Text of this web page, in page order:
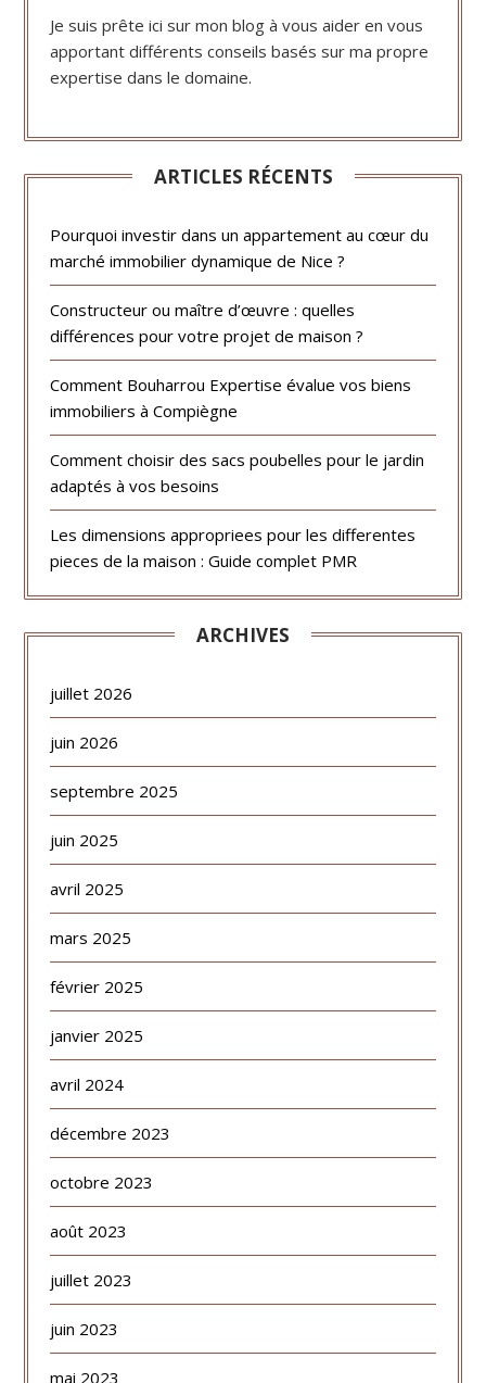
Je suis prête ici sur mon blog à vous aider en vous
apportant différents conseils basés sur ma propre
expertise dans le domaine.
ARTICLES RÉCENTS
Pourquoi investir dans un appartement au cœur du
marché immobilier dynamique de Nice ?
Constructeur ou maître d’œuvre : quelles
différences pour votre projet de maison ?
Comment Bouharrou Expertise évalue vos biens
immobiliers à Compiègne
Comment choisir des sacs poubelles pour le jardin
adaptés à vos besoins
Les dimensions appropriees pour les differentes
pieces de la maison : Guide complet PMR
ARCHIVES
juillet 2026
juin 2026
septembre 2025
juin 2025
avril 2025
mars 2025
février 2025
janvier 2025
avril 2024
décembre 2023
octobre 2023
août 2023
juillet 2023
juin 2023
mai 2023